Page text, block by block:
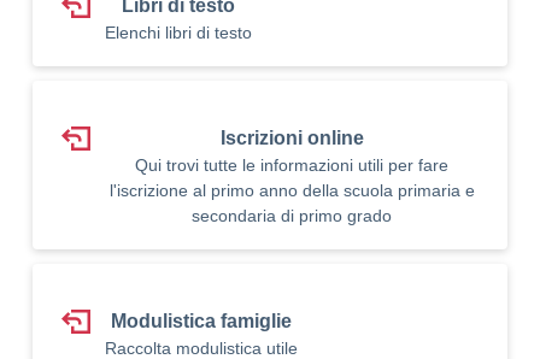
Libri di testo
Elenchi libri di testo
Iscrizioni online
Qui trovi tutte le informazioni utili per fare
l'iscrizione al primo anno della scuola primaria e
secondaria di primo grado
Modulistica famiglie
Raccolta modulistica utile